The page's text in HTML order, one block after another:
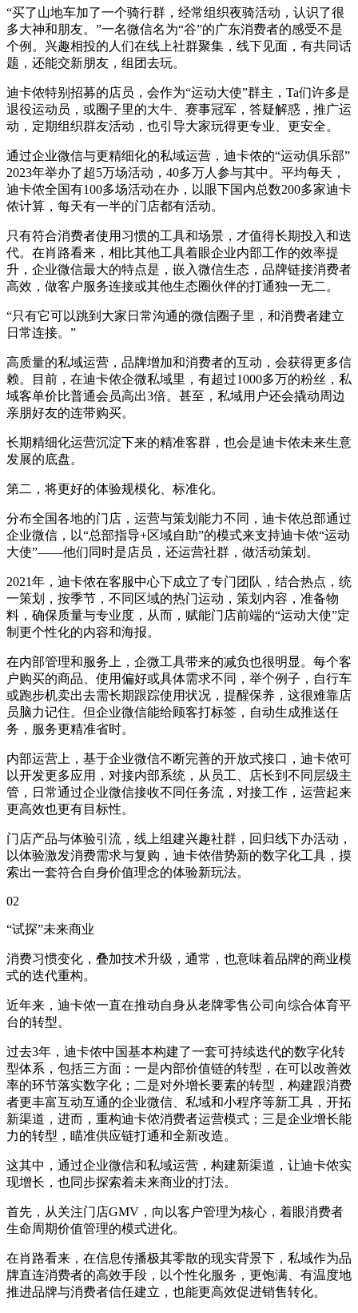
“买了山地车加了一个骑行群，经常组织夜骑活动，认识了很
多大神和朋友。”一名微信名为“谷”的广东消费者的感受不是
个例。兴趣相投的人们在线上社群聚集，线下见面，有共同话
题，还能交新朋友，组团去玩。
迪卡侬特别招募的店员，会作为“运动大使”群主，Ta们许多是
退役运动员，或圈子里的大牛、赛事冠军，答疑解惑，推广运
动，定期组织群友活动，也引导大家玩得更专业、更安全。
通过企业微信与更精细化的私域运营，迪卡侬的“运动俱乐部”
2023年举办了超5万场活动，40多万人参与其中。平均每天，
迪卡侬全国有100多场活动在办，以眼下国内总数200多家迪卡
侬计算，每天有一半的门店都有活动。
只有符合消费者使用习惯的工具和场景，才值得长期投入和迭
代。在肖路看来，相比其他工具着眼企业内部工作的效率提
升，企业微信最大的特点是，嵌入微信生态，品牌链接消费者
高效，做客户服务连接或其他生态圈伙伴的打通独一无二。
“只有它可以跳到大家日常沟通的微信圈子里，和消费者建立
日常连接。”
高质量的私域运营，品牌增加和消费者的互动，会获得更多信
赖。目前，在迪卡侬企微私域里，有超过1000多万的粉丝，私
域客单价比普通会员高出3倍。甚至，私域用户还会撬动周边
亲朋好友的连带购买。
长期精细化运营沉淀下来的精准客群，也会是迪卡侬未来生意
发展的底盘。
第二，将更好的体验规模化、标准化。
分布全国各地的门店，运营与策划能力不同，迪卡侬总部通过
企业微信，以“总部指导+区域自助”的模式来支持迪卡侬“运动
大使”——他们同时是店员，还运营社群，做活动策划。
2021年，迪卡侬在客服中心下成立了专门团队，结合热点，统
一策划，按季节，不同区域的热门运动，策划内容，准备物
料，确保质量与专业度，从而，赋能门店前端的“运动大使”定
制更个性化的内容和海报。
在内部管理和服务上，企微工具带来的减负也很明显。每个客
户购买的商品、使用偏好或具体需求不同，举个例子，自行车
或跑步机卖出去需长期跟踪使用状况，提醒保养，这很难靠店
员脑力记住。但企业微信能给顾客打标签，自动生成推送任
务，服务更精准省时。
内部运营上，基于企业微信不断完善的开放式接口，迪卡侬可
以开发更多应用，对接内部系统，从员工、店长到不同层级主
管，日常通过企业微信接收不同任务流，对接工作，运营起来
更高效也更有目标性。
门店产品与体验引流，线上组建兴趣社群，回归线下办活动，
以体验激发消费需求与复购，迪卡侬借势新的数字化工具，摸
索出一套符合自身价值理念的体验新玩法。
02
“试探”未来商业
消费习惯变化，叠加技术升级，通常，也意味着品牌的商业模
式的迭代重构。
近年来，迪卡侬一直在推动自身从老牌零售公司向综合体育平
台的转型。
过去3年，迪卡侬中国基本构建了一套可持续迭代的数字化转
型体系，包括三方面：一是内部价值链的转型，在可以改善效
率的环节落实数字化；二是对外增长要素的转型，构建跟消费
者更丰富互动互通的企业微信、私域和小程序等新工具，开拓
新渠道，进而，重构迪卡侬消费者运营模式；三是企业增长能
力的转型，瞄准供应链打通和全新改造。
这其中，通过企业微信和私域运营，构建新渠道，让迪卡侬实
现增长，也同步探索着未来商业的打法。
首先，从关注门店GMV，向以客户管理为核心，着眼消费者
生命周期价值管理的模式进化。
在肖路看来，在信息传播极其零散的现实背景下，私域作为品
牌直连消费者的高效手段，以个性化服务，更饱满、有温度地
推进品牌与消费者信任建立，也能更高效促进销售转化。